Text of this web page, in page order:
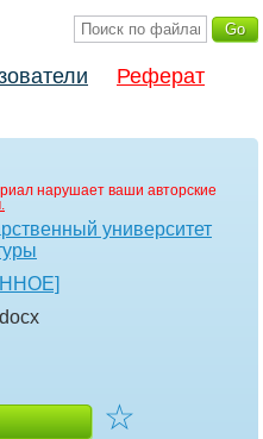
Реферат
нарушает ваши авторские
университет
☆